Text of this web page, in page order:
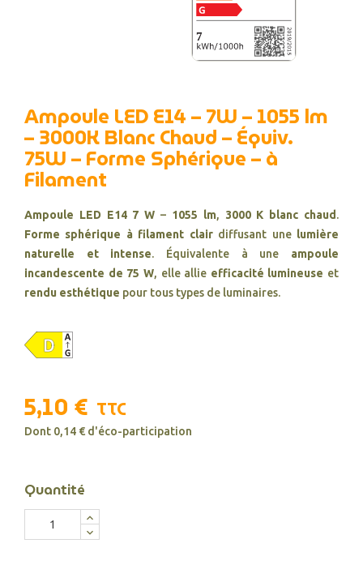
Ampoule LED E14 – 7W – 1055 lm
– 3000K Blanc Chaud – Équiv.
75W – Forme Sphérique – à
Filament
Ampoule LED E14 7 W – 1055 lm, 3000 K blanc chaud .
Forme sphérique à filament clairdiffusant une lumière
naturelle et intense. Équivalente à une ampoule
incandescente de 75 W, elle allie efficacité lumineuse et
rendu esthétique pour tous types de luminaires.
5,10 € TTC
Dont 0,14 € d'éco-participation
Quantité